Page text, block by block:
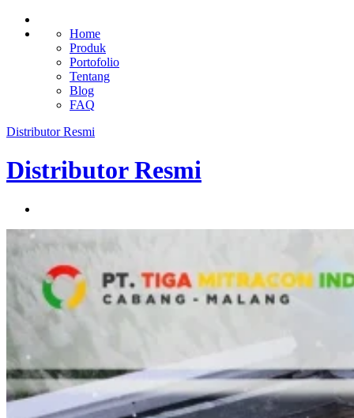
Home
Produk
Portofolio
Tentang
Blog
FAQ
Distributor Resmi
Distributor Resmi